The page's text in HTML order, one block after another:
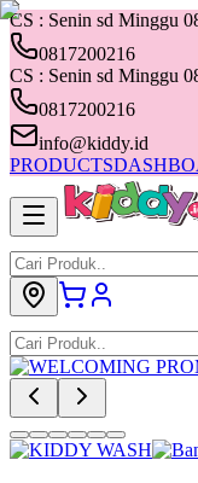
CS : Senin sd Minggu
0817200216
CS : Senin sd Minggu
0817200216
info@kiddy.id
PRODUCTS